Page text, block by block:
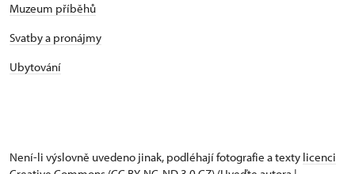
Muzeum příběhů
Svatby a pronájmy
Ubytování
Není-li výslovně uvedeno jinak, podléhají fotografie a texty licenci